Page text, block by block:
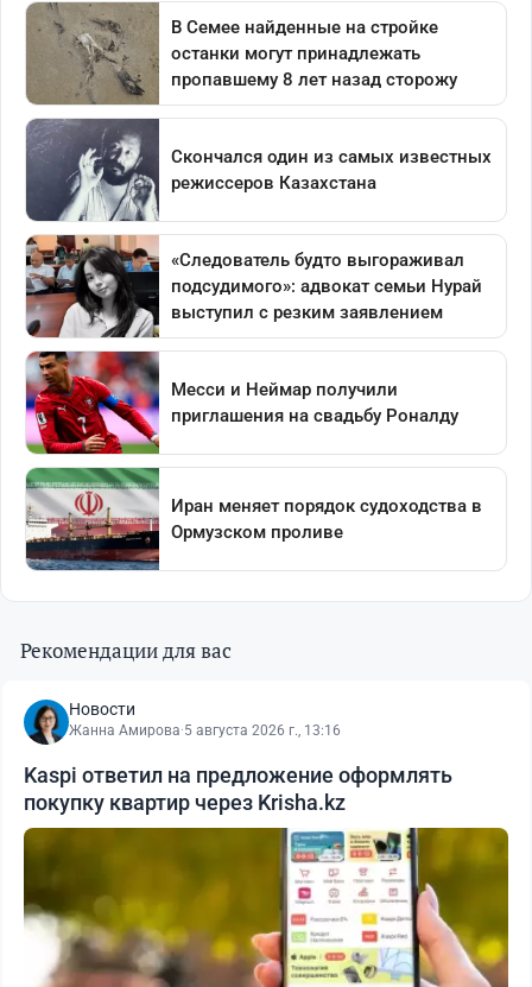
Рекомендации для вас
Новости
Жанна Амирова·5 августа 2026 г., 13:16
Kaspi ответил на предложение оформлять
покупку квартир через Krisha.kz